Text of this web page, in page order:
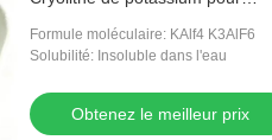
métalliques
Formule moléculaire: KAlf4 K3AlF6
Solubilité: Insoluble dans l'eau
Obtenez le meilleur prix